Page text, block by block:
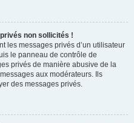
non sollicités !
les messages privés d’un utilisateur
le panneau de contrôle de
privés de manière abusive de la
aux modérateurs. Ils
des messages privés.